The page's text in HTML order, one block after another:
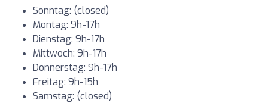
Sonntag: (closed)
Montag: 9h-17h
Dienstag: 9h-17h
Mittwoch: 9h-17h
Donnerstag: 9h-17h
Freitag: 9h-15h
Samstag: (closed)